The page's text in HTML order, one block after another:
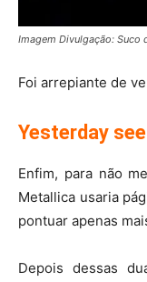
Imagem Divulgação: Suco
Foi arrepiante de
Yesterday
Enfim, para não
Metallica usaria
pontuar apenas
Depois dessas